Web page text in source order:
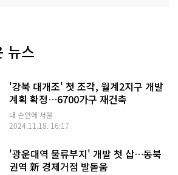
뉴스
'강북 대개조' 첫 조각, 월계2지구 개발
계획 확정…6700가구 재건축
내 손안에 서울
2024.11.18. 16:17
'광운대역 물류부지' 개발 첫 삽…동북
권역 新 경제거점 발돋움